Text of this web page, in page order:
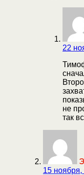
22
не
так
15